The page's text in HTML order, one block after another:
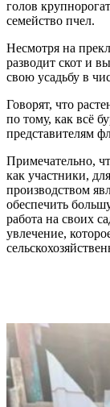
голов
семейство пчел.
Несмотря на
разводит скот и
свою усадьбу в
Говорят, что
по тому, как всё
представителям
Примечательно,
как участники,
производством
обеспечить
работа на своих
увлечение,